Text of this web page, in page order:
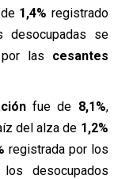
1,4% registrado
desocupadas se
las cesantes
fue de 8,1%,
del alza de 1,2%
registrada por los
desocupados